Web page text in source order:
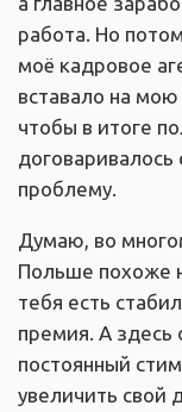
работа. Но
моё кадровое
вставало на мою
чтобы в итоге
проблему.
Думаю, во
Польше похоже
тебя есть
премия. А здесь
постоянный
увеличить свой